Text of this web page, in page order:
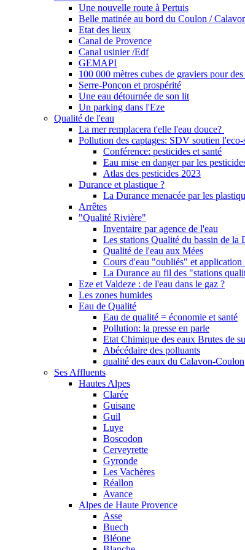
Une nouvelle route à Pertuis
Belle matinée au bord du Coulon /
Etat des lieux
Canal de Provence
Canal usinier /Edf
GEMAPI
100 000 mètres cubes de graviers pour des
Serre-Ponçon et prospérité
Une eau détournée de son lit
Un parking dans l'Eze
Qualité de l'eau
La mer remplacera t'elle l'eau douce?
Pollution des captages: SDV soutien
Conférence: pesticides et santé
Eau mise en danger par les
Atlas des pesticides 2023
Durance et plastique ?
La Durance menacée par les
Arrêtes
"Qualité Rivière"
Inventaire par agence de l'eau
Les stations Qualité du bassin de la
Qualité de l'eau aux Mées
Cours d'eau "oubliés" et
La Durance au fil des "stations
Eze et Valdeze : de l'eau dans le gaz ?
Les zones humides
Eau de Qualité
Eau de qualité = économie et santé
Pollution: la presse en parle
Etat Chimique des eaux Brutes de
Abécédaire des polluants
qualité des eaux du Calavon-Coulon
Ses Affluents
Hautes Alpes
Clarée
Guisane
Guil
Luye
Boscodon
Cerveyrette
Gyronde
Les Vachères
Réallon
Avance
Alpes de Haute Provence
Asse
Buech
Bléone